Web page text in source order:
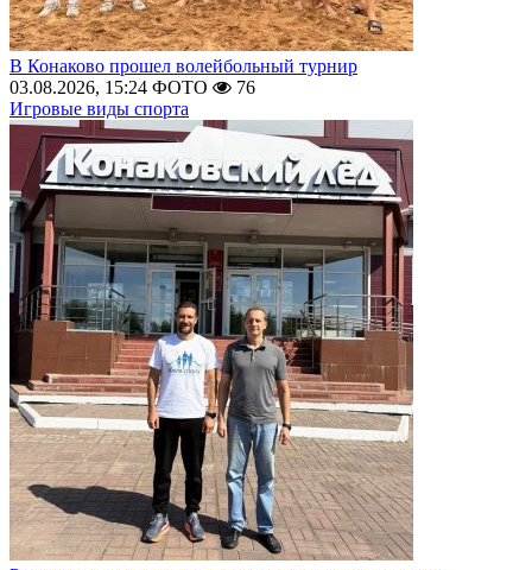
В Конаково прошел волейбольный турнир
03.08.2026, 15:24 ФОТО
76
Игровые виды спорта